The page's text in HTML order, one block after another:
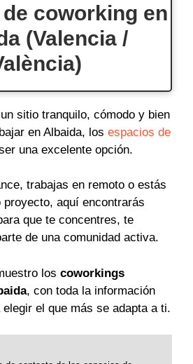
coworking en
(Valencia /
sitio tranquilo, cómodo y bien
en Albaida, los espacios de
una excelente opción.
trabajas en remoto o estás
proyecto, aquí encontrarás
que te concentres, te
de una comunidad activa.
los coworkings
, con toda la información
el que más se adapta a ti.